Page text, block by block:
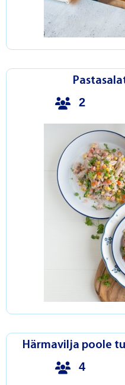
2
Härmavilja poole
4